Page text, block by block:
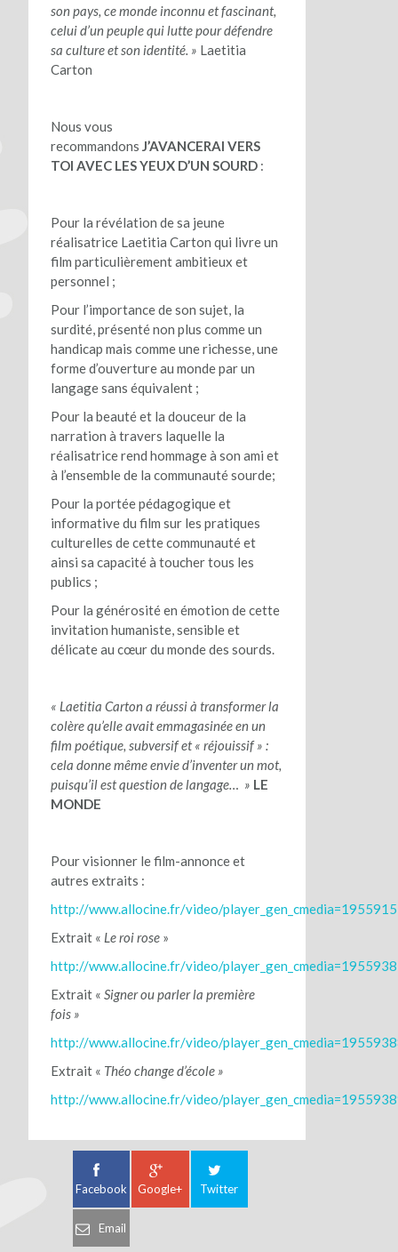
son pays, ce monde inconnu et fascinant,
celui d’un peuple qui lutte pour défendre
sa culture et son identité. » Laetitia
Carton
Nous vous
recommandons J’AVANCERAI VERS
TOI AVEC LES YEUX D’UN SOURD:
Pour la révélation de sa jeune
réalisatrice Laetitia Carton qui livre un
film particulièrement ambitieux et
personnel ;
Pour l’importance de son sujet, la
surdité, présenté non plus comme un
handicap mais comme une richesse, une
forme d’ouverture au monde par un
langage sans équivalent ;
Pour la beauté et la douceur de la
narration à travers laquelle la
réalisatrice rend hommage à son ami et
à l’ensemble de la communauté sourde;
Pour la portée pédagogique et
informative du film sur les pratiques
culturelles de cette communauté et
ainsi sa capacité à toucher tous les
publics ;
Pour la générosité en émotion de cette
invitation humaniste, sensible et
délicate au cœur du monde des sourds.
« Laetitia Carton a réussi à transformer la
colère qu’elle avait emmagasinée en un
film poétique, subversif et « réjouissif » :
cela donne même envie d’inventer un mot,
puisqu’il est question de langage… » LE
MONDE
Pour visionner le film-annonce et
autres extraits :
http://www.allocine.fr/video/
Extrait « Le roi rose»
http://www.allocine.fr/video/
Extrait « Signer ou parler la première
fois »
http://www.allocine.fr/video/
Extrait « Théo change d’école »
http://www.allocine.fr/video/
Facebook Google+ Twitter
Email